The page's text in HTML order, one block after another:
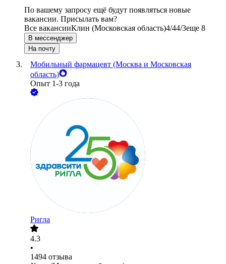
По вашему запросу ещё будут появляться новые
вакансии. Присылать вам?
Все вакансииКлин (Московская область)4/44/3еще 8
В мессенджер
На почту
Мобильный фармацевт (Москва и Московская
область)
Опыт 1-3 года
Ригла
4.3
•
1494 отзыва